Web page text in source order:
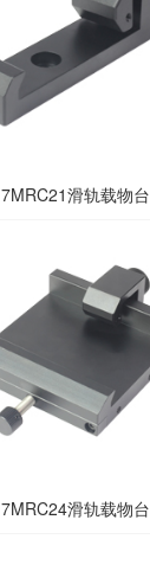
7MRC21滑轨载物台
7MRC24滑轨载物台